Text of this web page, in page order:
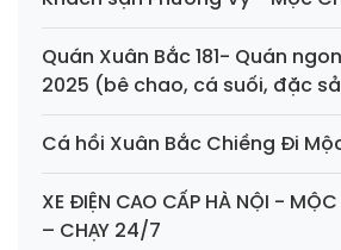
Quán Xuân Bắc 181- Quán
2025 (bê chao, cá suối, đặc
Cá hồi Xuân Bắc Chiềng Đi
XE ĐIỆN CAO CẤP HÀ NỘI -
– CHẠY 24/7